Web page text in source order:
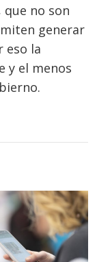
que no son
generar
eso la
y el menos